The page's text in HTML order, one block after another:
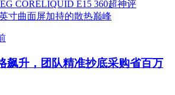
飙升，团队精准抄底采购省百万